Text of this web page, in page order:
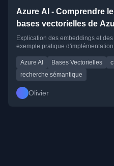
Azure AI - Comprendre
bases vectorielles de
Explication des embeddings et
exemple pratique
Azure AI Bases Vectorielles c
recherche sémantique
Olivier